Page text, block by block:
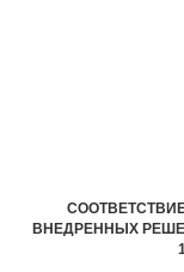
ВНЕДРЕННЫХ